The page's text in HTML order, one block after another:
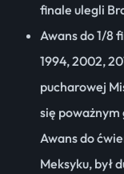
finale ulegli
Awans do 1/8
1994, 2002,
pucharowej
się
Awans do
Meksyku, był